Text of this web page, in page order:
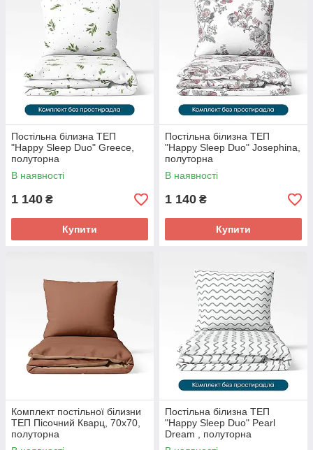
Постільна білизна ТЕП
"Happy Sleep Duo" Greece,
полуторна
В наявності
1 140 ₴
Купити
Постільна білизна ТЕП
"Happy Sleep Duo" Josephina,
полуторна
В наявності
1 140 ₴
Купити
Комплект постільної білизни
ТЕП Пісочний Кварц, 70x70,
полуторна
Постільна білизна ТЕП
"Happy Sleep Duo" Pearl
Dream , полуторна